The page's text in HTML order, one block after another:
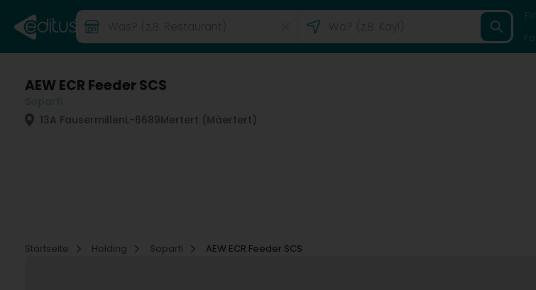
AEW ECR Feeder SCS
13A FausermillenL-6689Mertert (Mäertert)
Startseite
Holding Soparfi AEW ECR Feeder SCS